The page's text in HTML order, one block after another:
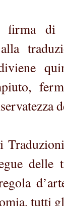
firma di
alla
delle
tutti